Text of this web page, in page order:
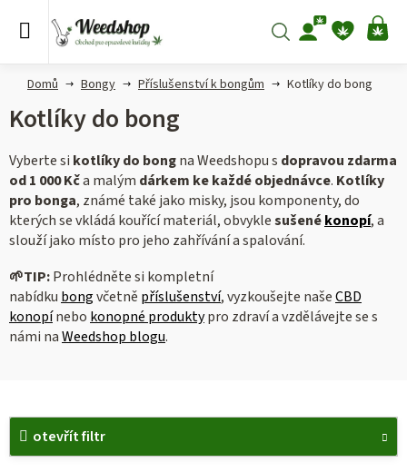
Hledat
Domů Bongy Příslušenství k bongům Kotlíky do bong
Kotlíky do bong
Vyberte si kotlíky do bongna Weedshopu s dopravou zdarma
od 1 000 Kča malým dárkem ke každé objednávce. Kotlíky
pro bonga, známé také jako misky, jsou komponenty, do
kterých se vkládá kouřící materiál, obvyklesušenékonopí, a
slouží jako místo pro jeho zahřívání a spalování.
🌱TIP:Prohlédněte si kompletní
nabídku bongvčetně příslušenství, vyzkoušejte našeCBD
konopínebo konopné produktypro zdraví a vzdělávejte se s
námi naWeedshop blogu.
otevřít filtr
V